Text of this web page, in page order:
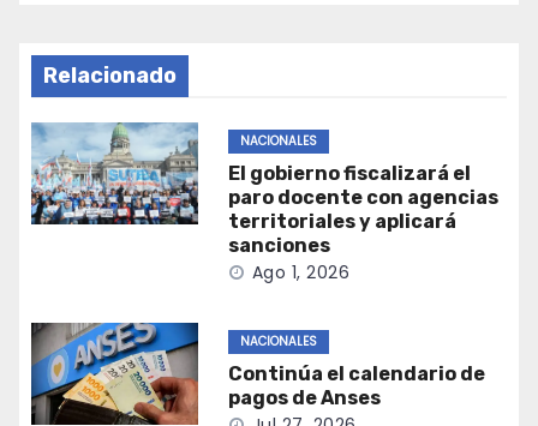
Relacionado
NACIONALES
El gobierno fiscalizará el
paro docente con agencias
territoriales y aplicará
sanciones
Ago 1, 2026
NACIONALES
Continúa el calendario de
pagos de Anses